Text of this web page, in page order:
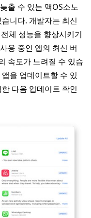
출 수 있는 맥OS소노
니다. 개발자는 최신
체 성능을 향상시키기
용 중인 앱의 최신 버
속도가 느려질 수 있습
을 업데이트할 수 있
다음 업데이트 확인